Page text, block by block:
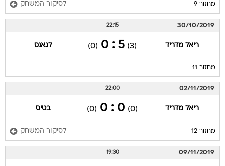
מחזור 9 לסיקור המשחק
30/10/2019
22:15
ריאל מדריד (3)
5 : 0
(0) לגאנס
מחזור 11
02/11/2019
22:00
ריאל מדריד (0)
0 : 0
(0) בטיס
מחזור 12 לסיקור המשחק
09/11/2019
19:30